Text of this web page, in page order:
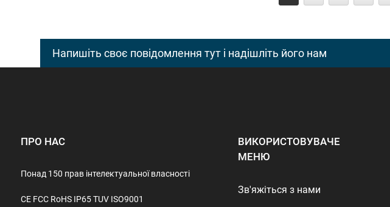
Напишіть своє повідомлення тут і надішліть його нам
ПРО НАС
Понад 150 прав інтелектуальної власності
CE FCC RoHS IP65 TUV ISO9001
ВИКОРИСТОВУВАЧЕ
МЕНЮ
Зв'яжіться з нами